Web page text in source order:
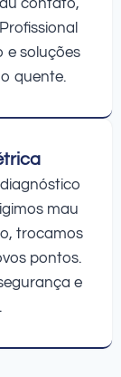
e soluções
quente.
mau
trocamos
pontos.
e